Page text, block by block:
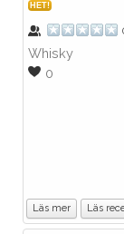
HET!
Whisky
0
Läs mer Läs